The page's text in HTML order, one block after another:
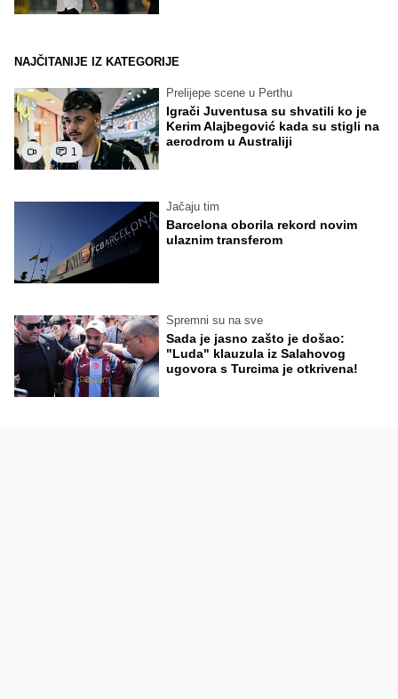
NAJČITANIJE IZ KATEGORIJE
1
Prelijepe scene u Perthu
Igrači Juventusa su shvatili ko je
Kerim Alajbegović kada su stigli na
aerodrom u Australiji
Jačaju tim
Barcelona oborila rekord novim
ulaznim transferom
Spremni su na sve
Sada je jasno zašto je došao:
"Luda" klauzula iz Salahovog
ugovora s Turcima je otkrivena!